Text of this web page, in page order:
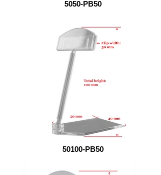
5050-PB50
50100-PB50